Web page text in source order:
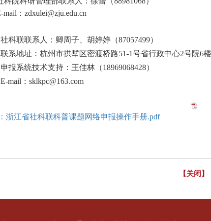
mail ： zdxulei@zju.edu.cn
社科联联系人：卿周子、胡婷婷（87057499）
联系地址：杭州市拱墅区密渡桥路51-1号省行政中心2号院6
申报系统技术支持：王佳林（18969068428）
E-mail ： sklkpc@163.com
浙江省社科联科普课题网络申报操作手册.pdf
【关闭】